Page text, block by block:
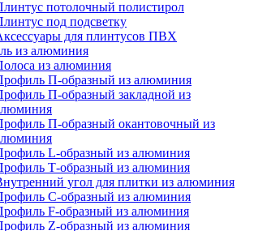
потолочный полистирол
под подсветку
для плинтусов ПВХ
из алюминия
из алюминия
П-образный из алюминия
П-образный закладной из
П-образный окантовочный из
L-образный из алюминия
Т-образный из алюминия
угол для плитки из алюминия
C-образный из алюминия
F-образный из алюминия
Z-образный из алюминия